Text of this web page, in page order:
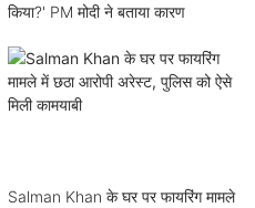
किया?' PM मोदी ने बताया कारण
Salman Khan के घर पर फायरिंग मामले